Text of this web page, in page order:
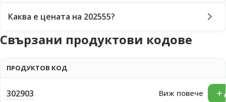
Каква е цената на 202555?
Свързани продуктови кодове
ПРОДУКТОВ КОД
302903 Виж повече